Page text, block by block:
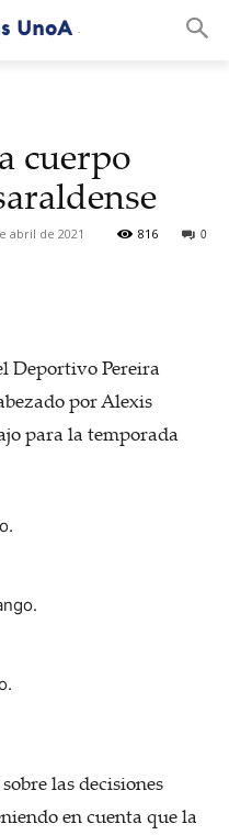
cuerpo
abril de 2021 0
816
Deportivo Pereira
por Alexis
para la temporada
las decisiones
en cuenta que la